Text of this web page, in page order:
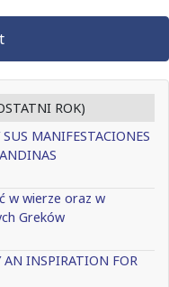
ROK)
MANIFESTACIONES
w wierze oraz w
Greków
INSPIRATION FOR